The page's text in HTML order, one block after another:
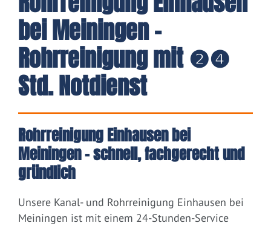
bei Meiningen -
Rohrreinigung mit ❷❹
Std. Notdienst
Rohrreinigung Einhausen bei
Meiningen – schnell, fachgerecht und
gründlich
Unsere Kanal- und Rohrreinigung Einhausen bei
Meiningen ist mit einem 24-Stunden-Service